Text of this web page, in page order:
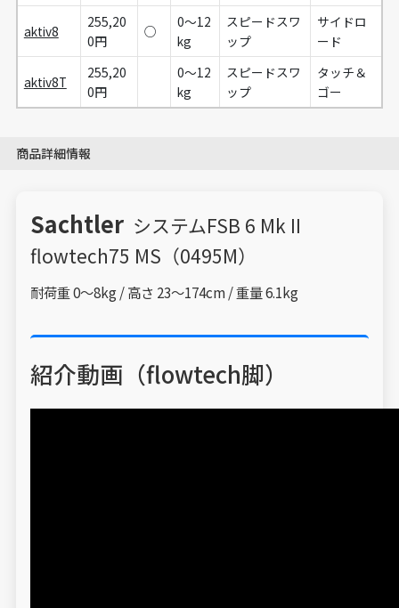
aktiv8
255,20
0円
○
0～12
kg
スピードスワ
ップ
サイドロ
ード
aktiv8T
255,20
0円
0～12
kg
スピードスワ
ップ
タッチ＆
ゴー
商品詳細情報
Sachtler システムFSB 6 Mk II
flowtech75 MS（0495M）
耐荷重 0～8kg / 高さ 23～174cm / 重量 6.1kg
紹介動画（flowtech脚）